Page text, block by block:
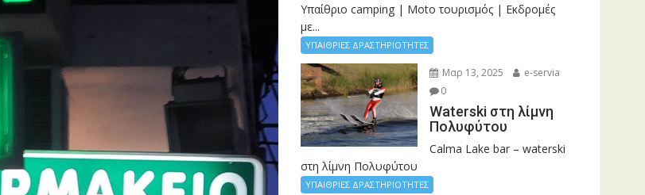
Υπαίθριο camping | Moto τουρισμός | Εκδρομές
με...
ΥΠΑΙΘΡΙΕΣ ΔΡΑΣΤΗΡΙΟΤΗΤΕΣ
Μαρ 13, 2025
e-servia
0
Waterski στη λίμνη
Πολυφύτου
Calma Lake bar – waterski
στη λίμνη Πολυφύτου
ΥΠΑΙΘΡΙΕΣ ΔΡΑΣΤΗΡΙΟΤΗΤΕΣ